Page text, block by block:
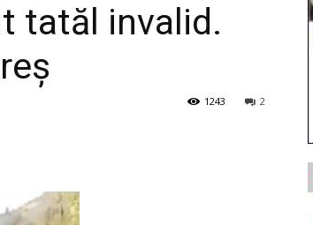
tatăl invalid.
2
1243